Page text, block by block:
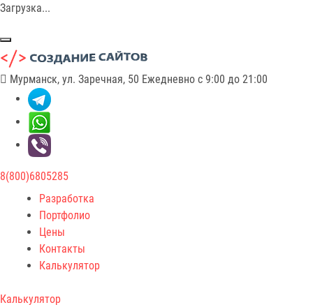
Загрузка...
Мурманск, ул. Заречная, 50 Ежедневно с 9:00 до 21:00
8(800)6805285
Разработка
Портфолио
Цены
Контакты
Калькулятор
Калькулятор